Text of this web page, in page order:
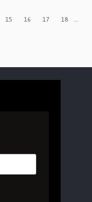
15 16 17 18